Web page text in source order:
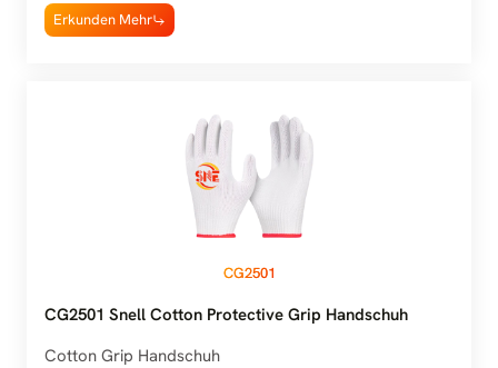
Erkunden Mehr
CG2501
CG2501 Snell Cotton Protective Grip Handschuh
Cotton Grip Handschuh